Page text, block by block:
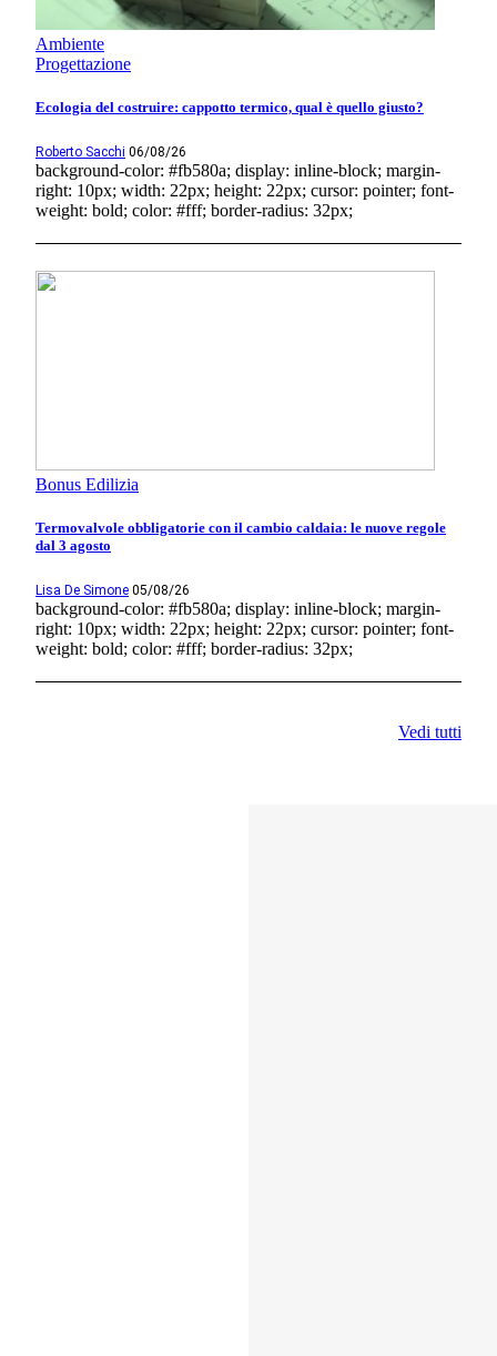
Ambiente
Progettazione
Ecologia del costruire: cappotto termico, qual è quello giusto?
Roberto Sacchi 06/08/26
background-color: #fb580a; display: inline-block; margin-
right: 10px; width: 22px; height: 22px; cursor: pointer; font-
weight: bold; color: #fff; border-radius: 32px;
Bonus Edilizia
Termovalvole obbligatorie con il cambio caldaia: le nuove regole
dal 3 agosto
Lisa De Simone 05/08/26
background-color: #fb580a; display: inline-block; margin-
right: 10px; width: 22px; height: 22px; cursor: pointer; font-
weight: bold; color: #fff; border-radius: 32px;
Vedi tutti